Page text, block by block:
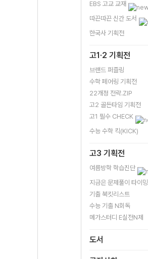
EBS 고교 교재
따끈따끈 신간 도서
한국사 기획전
고1·2 기획전
브랜드 퍼즐링
수학 페어링 기획전
22개정 전략.ZIP
고2 골든타임 기획전
고1 필수 CHECK
수능 수학 킥(KICK)
고3 기획전
여름방학 학습진단
지금은 문제풀이 타이밍
기출 북킷리스트
수능 기출 N회독
메가스터디 E실전N제
도서